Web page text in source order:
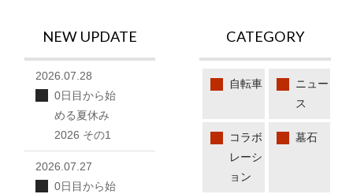
CATEGORY
自転車
ニュー
ス
コラボ
レーシ
ョン
墓石
NEW UPDATE
2026.07.28
0日目から始
める夏休み
2026 その1
2026.07.27
0日目から始